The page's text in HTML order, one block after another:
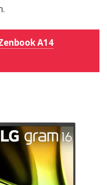
A14